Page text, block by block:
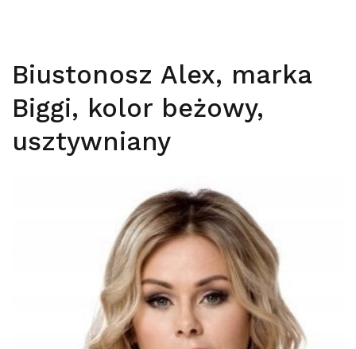
Biustonosz Alex, marka
Biggi, kolor beżowy,
usztywniany